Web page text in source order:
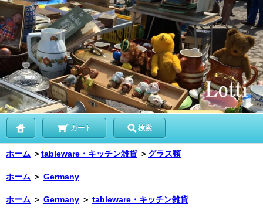
カート 検索
ホーム ＞tableware・キッチン雑貨 ＞ グラス類
ホーム ＞ Germany
ホーム ＞ Germany ＞ tableware・キッチン雑貨